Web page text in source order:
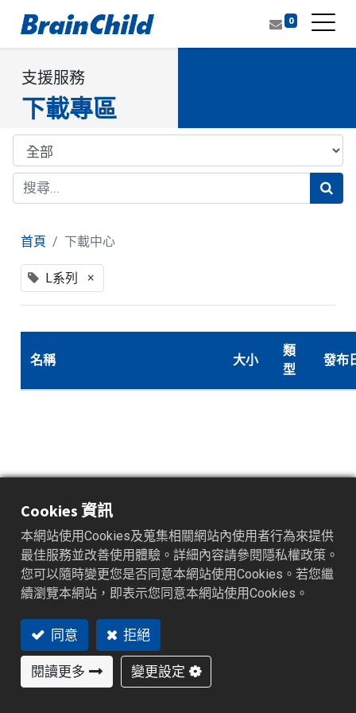
0
支援服務
下載專區
首頁 下載中心
L系列 ×
名稱 大小
類
型
發布
訓練素材_Demo Data
Acquistion Studio
Cookies 資訊
本網站使用Cookies及蒐集相關網站內使用者行為來提供
最佳服務並改善使用體驗。詳細內容請參閱隱私權政策。
您可以隨時變更您是否同意本網站使用Cookies。若您繼
續瀏覽本網站，即表示您同意本網站使用Cookies。
同意 拒絕
閱讀更多 變更設定